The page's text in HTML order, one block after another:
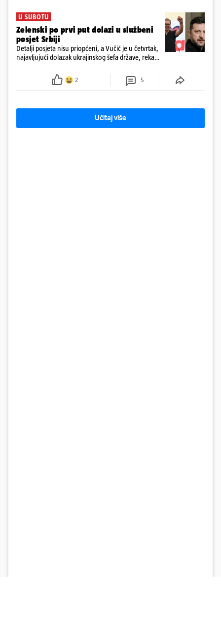
U SUBOTU
Zelenski po prvi put dolazi u službeni
posjet Srbiji
Detalji posjeta nisu priopćeni, a Vučić je u četvrtak,
najavljujući dolazak ukrajinskog šefa države, rekao
europski put Ukrajine i Srbije
2 5
Učitaj više